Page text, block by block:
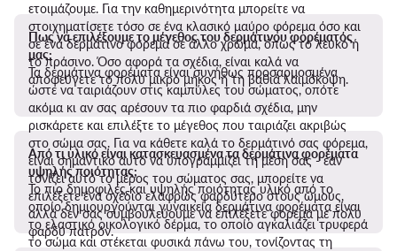
ετοιμάζουμε. Για την καθημερινότητα μπορείτε να
στοιχηματίσετε τόσο σε ένα κλασικό μαύρο φόρεμα όσο και
σε ένα δερμάτινο φόρεμα σε άλλο χρώμα, όπως το λευκό ή
το πράσινο. Όσο αφορά τα σχέδια, είναι καλά να
αποφεύγετε το πολύ μικρό μήκος ή τη βαθιά λαιμόκοψη.
Πως να επιλέξουμε το μέγεθος του δερμάτινου φορέματός
μας;
Τα δερμάτινα φορέματα είναι συνήθως προσαρμοσμένα
ώστε να ταιριάζουν στις καμπύλες του σώματος, οπότε
ακόμα κι αν σας αρέσουν τα πιο φαρδιά σχέδια, μην
ρισκάρετε και επιλέξτε το μέγεθος που ταιριάζει ακριβώς
στο σώμα σας. Για να κάθετε καλά το δερμάτινό σας φόρεμα,
είναι σημαντικό αυτό να υπογραμμίζει τη μέση σας - εάν
τονίζει αυτό το μέρος του σώματος σας, μπορείτε να
επιλέξετε ένα σχέδιο ελαφρώς φαρδύτερο στους ώμους,
αλλά δεν σας συμβουλεύουμε να επιλέξετε φόρεμα με πολύ
φαρδύ πατρόν.
Από τι υλικό είναι κατασκευασμένα τα δερμάτινα φορέματα
υψηλής ποιότητας;
Το πιο δημοφιλές και υψηλής ποιότητας υλικό από το
οποίο δημιουργούνται γυναικεία δερμάτινα φορέματα είναι
το ελαστικό οικολογικό δέρμα, το οποίο αγκαλιάζει τρυφερά
το σώμα και στέκεται φυσικά πάνω του, τονίζοντας τη